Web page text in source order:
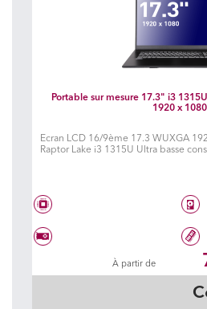
Portable sur mesure 17.3" i3
1920 x 1080
Ecran LCD 16/9ème 17.3 WUXGA
Raptor Lake i3 1315U Ultra basse
Intel® Core™ i3 1315U
Carte graphique à choisirÀ partir de